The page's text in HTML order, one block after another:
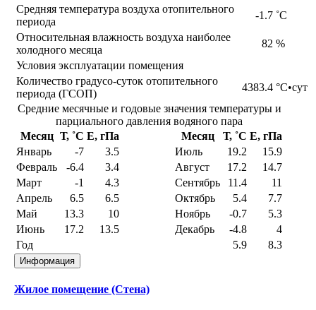
Средняя температура воздуха отопительного
периода
-1.7 ˚С
Относительная влажность воздуха наиболее
холодного месяца
82 %
Условия эксплуатации помещения
Количество градусо-суток отопительного
периода (ГСОП)
4383.4 °С•сут
Средние месячные и годовые значения температуры и
парциального давления водяного пара
Месяц Т, ˚С E, гПа Месяц Т, ˚С E, гПа
Январь
-7 3.5 Июль 19.2
15.9
Февраль
-6.4 3.4 Август 17.2
14.7
Март
-1 4.3 Сентябрь 11.4
11
Апрель
6.5 6.5 Октябрь 5.4
7.7
Май
13.3 10 Ноябрь -0.7
5.3
Июнь
17.2 13.5 Декабрь -4.8
4
Год
5.9 8.3
Информация
Жилое помещение (Стена)